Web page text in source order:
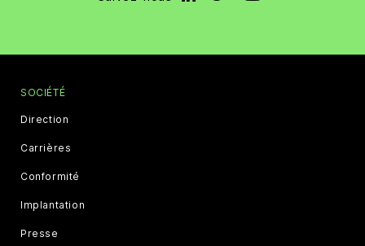
SOCIÉTÉ
Direction
Carrières
Conformité
Implantation
Presse